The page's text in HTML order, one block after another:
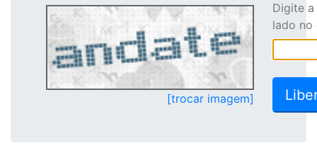
[trocar imagem]
Digite
lado no